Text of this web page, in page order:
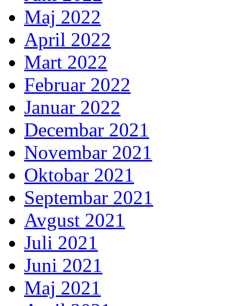
Maj 2022
April 2022
Mart 2022
Februar 2022
Januar 2022
Decembar 2021
Novembar 2021
Oktobar 2021
Septembar 2021
Avgust 2021
Juli 2021
Juni 2021
Maj 2021